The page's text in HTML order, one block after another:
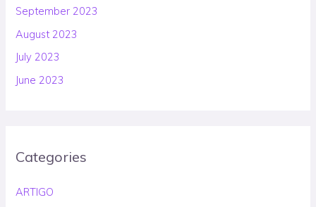
September 2023
August 2023
July 2023
June 2023
Categories
ARTIGO